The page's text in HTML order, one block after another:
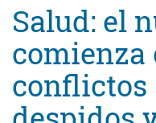
Salud: el
comienza
conflictos